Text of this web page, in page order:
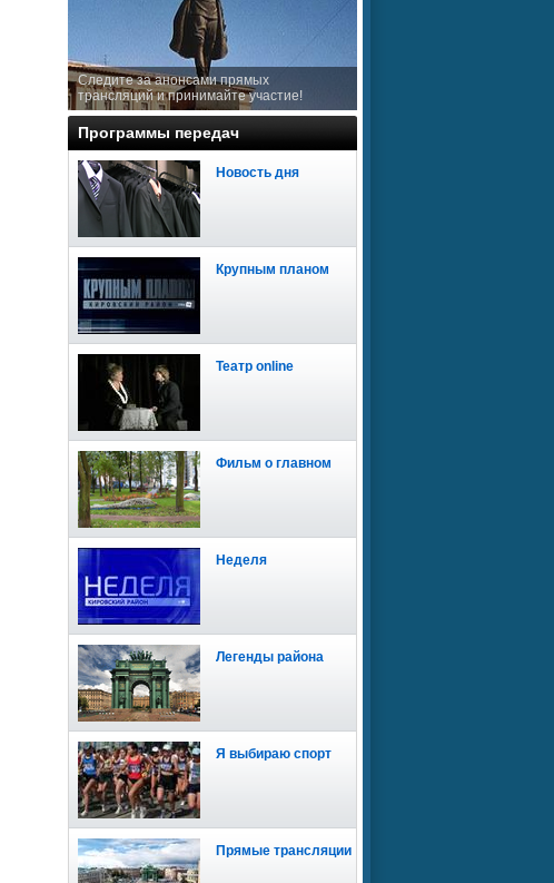
Следите за анонсами прямых
трансляций и принимайте участие!
Программы передач
Новость дня
Крупным планом
Театр online
Фильм о главном
Неделя
Легенды района
Я выбираю спорт
Прямые трансляции